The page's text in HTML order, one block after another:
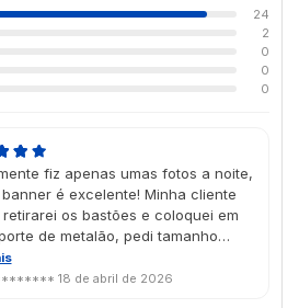
24
2
0
0
0
fiz apenas umas fotos a noite,
é excelente! Minha cliente
retirarei os bastões e coloquei em
de metalão, pedi tamanho
e ficou perfeito!
18 de abril de 2026